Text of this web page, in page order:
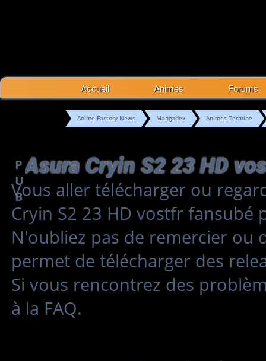
Accueil Animes Forums
Anime Factory News Mangadex Animes Terminé
P
U
B
Vous aller télécharger ou
Cryin S2 23 HD vostfr fansubé
N'oubliez pas de remercier ou
permet de télécharger des
Si vous rencontrez des
à la FAQ.